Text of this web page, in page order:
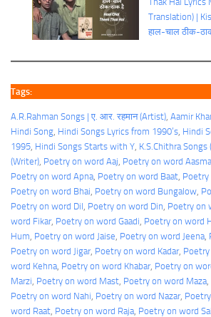
Translation) |
हाल-चाल ठीक-
Tags:
A.R.Rahman Songs | ए. आर. रहमान (Artist) Aamir
Hindi Song Hindi Songs Lyrics from 1990’s Hindi
1995 Hindi Songs Starts with Y K.S.Chithra Songs
(Writer) Poetry on word Aaj Poetry on word
Poetry on word Apna Poetry on word Baat Poetry
Poetry on word Bhai Poetry on word Bungalow
Poetry on word Dil Poetry on word Din Poetry on
word Fikar, Poetry on word Gaadi Poetry on word
Hum Poetry on word Jaise Poetry on word Jeena
Poetry on word Jigar, Poetry on word Kadar, Poetry
word Kehna Poetry on word Khabar, Poetry on
Marzi Poetry on word Mast Poetry on word Maza
Poetry on word Nahi Poetry on word Nazar,
word Raat Poetry on word Raja Poetry on word